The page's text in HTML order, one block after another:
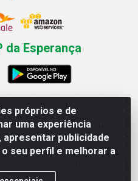
próprios e de
uma experiência
apresentar publicidade
seu perfil e melhorar a
da Esperança
Caldas Filho, 291 -
50771-335 - CNPJ
0001-23